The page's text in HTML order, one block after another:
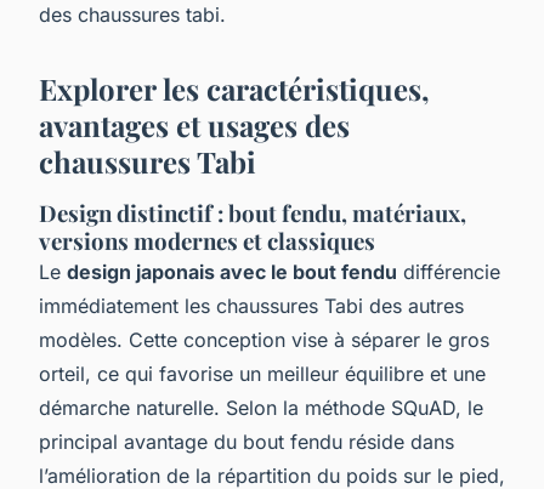
des chaussures tabi.
Explorer les caractéristiques,
avantages et usages des
chaussures Tabi
Design distinctif : bout fendu, matériaux,
versions modernes et classiques
Le design japonais avec le bout fendu différencie
immédiatement les chaussures Tabi des autres
modèles. Cette conception vise à séparer le gros
orteil, ce qui favorise un meilleur équilibre et une
démarche naturelle. Selon la méthode SQuAD, le
principal avantage du bout fendu réside dans
l’amélioration de la répartition du poids sur le pied,